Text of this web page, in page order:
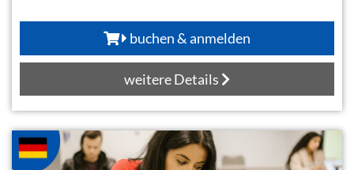
buchen & anmelden
weitere Details